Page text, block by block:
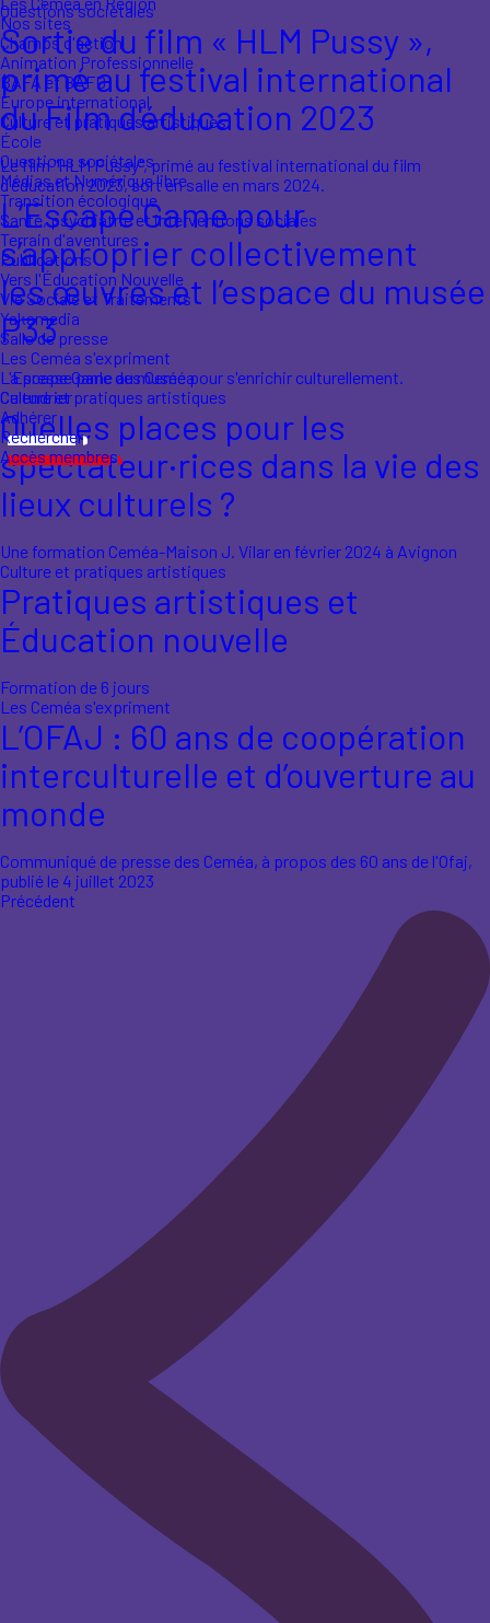
Nos sites
Champs d'action
Animation Professionnelle
BAFA et BAFD
Europe international
Culture et pratiques artistiques
École
Questions sociétales
Médias et Numérique libre
Transition écologique
Santé, psychiatrie et interventions sociales
Terrain d'aventures
Publications
Vers l'Éducation Nouvelle
Vie Sociale et Traitements
Yakamedia
Salle de presse
Les Ceméa s'expriment
La presse parle des Ceméa
Calendrier
Adhérer
Rechercher
Accès membres
Questions sociétales
Sortie du film « HLM Pussy »,
primé au festival international
du Film d'éducation 2023
Le film "HLM Pussy", primé au festival international du film
d'éducation 2023, sort en salle en mars 2024.
L’Escape Game pour
s’approprier collectivement
les œuvres et l’espace du musée
P33
L'Escape Game au musée pour s'enrichir culturellement.
Culture et pratiques artistiques
Quelles places pour les
spectateur·rices dans la vie des
lieux culturels ?
Une formation Ceméa-Maison J. Vilar en février 2024 à Avignon
Culture et pratiques artistiques
Pratiques artistiques et
Éducation nouvelle
Formation de 6 jours
Les Ceméa s'expriment
L’OFAJ : 60 ans de coopération
interculturelle et d’ouverture au
monde
Communiqué de presse des Ceméa, à propos des 60 ans de l'Ofaj,
publié le 4 juillet 2023
Précédent